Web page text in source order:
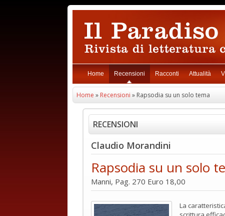
Home Recensioni Racconti Attualità
Home »Recensioni » Rapsodia su un solo tema
RECENSIONI
Claudio Morandini
Rapsodia su un solo
Manni, Pag. 270 Euro 18,00
La